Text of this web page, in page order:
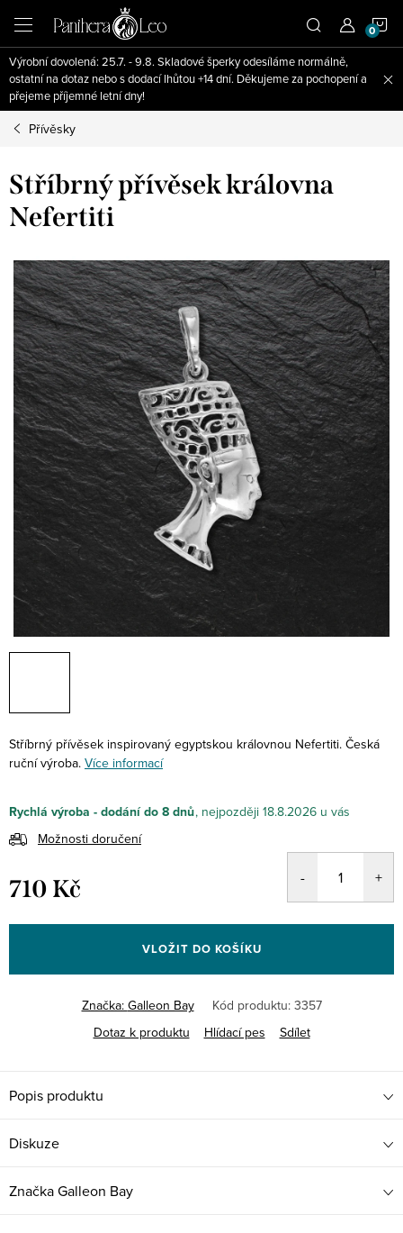
obsah
Výrobní dovolená: 25.7. - 9.8. Skladové šperky odesíláme normálně,
ostatní na dotaz nebo s dodací lhůtou +14 dní. Děkujeme za pochopení a
přejeme příjemné letní dny!
Přívěsky
Stříbrný přívěsek královna
Nefertiti
Stříbrný přívěsek inspirovaný egyptskou královnou Nefertiti. Česká
ruční výroba. Více informací
Rychlá výroba - dodání do 8 dnů
18.8.2026
Možnosti doručení
710 Kč
cena:
VLOŽIT DO KOŠÍKU
Značka: Galleon Bay Kód produktu: 3357
Dotaz k produktu
Hlídací pes Sdílet
Popis produktu
Diskuze
ZnačkaGalleon Bay